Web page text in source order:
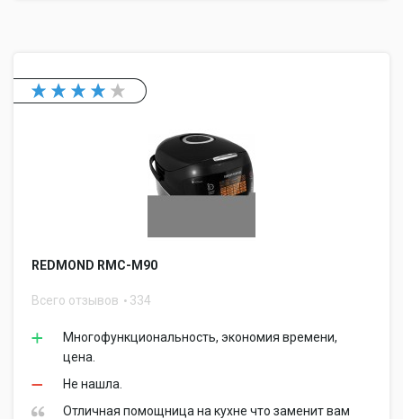
REDMOND RMC-M90
Всего отзывов 334
Многофункциональность, экономия времени,
цена.
Не нашла.
Отличная помощница на кухне что заменит вам